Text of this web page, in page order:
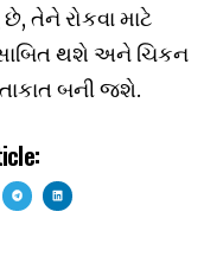
તેને રોકવા માટે
થશે અને ચિકન
બની જશે.